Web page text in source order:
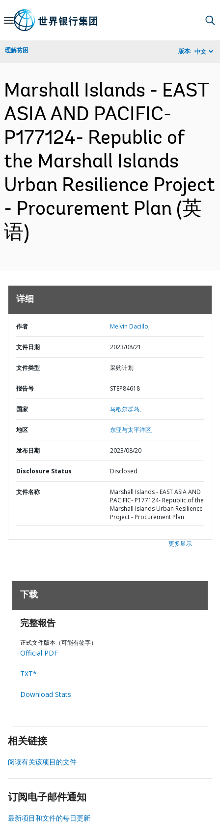
Skip
Navigation
理解贫困 版本: 中文
Marshall Islands - EAST
ASIA AND PACIFIC-
P177124- Republic of
the Marshall Islands
Urban Resilience Project
- Procurement Plan (英
语)
详细
作者 Melvin Dacillo;
文件日期 2023/08/21
文件类型 采购计划
报告号 STEP84618
国家 马歇尔群岛,
地区 东亚与太平洋区,
发布日期 2023/08/20
Disclosure Status Disclosed
文件名称
Marshall Islands - EAST ASIA AND
PACIFIC- P177124- Republic of the
Marshall Islands Urban Resilience
Project - Procurement Plan
更多显示
下载
完整報告
正式文件版本（可能有签字）
Official PDF
TXT*
Download Stats
相关链接
阅读有关该项目的文件
订阅电子邮件通知
最新项目和文件的每日更新